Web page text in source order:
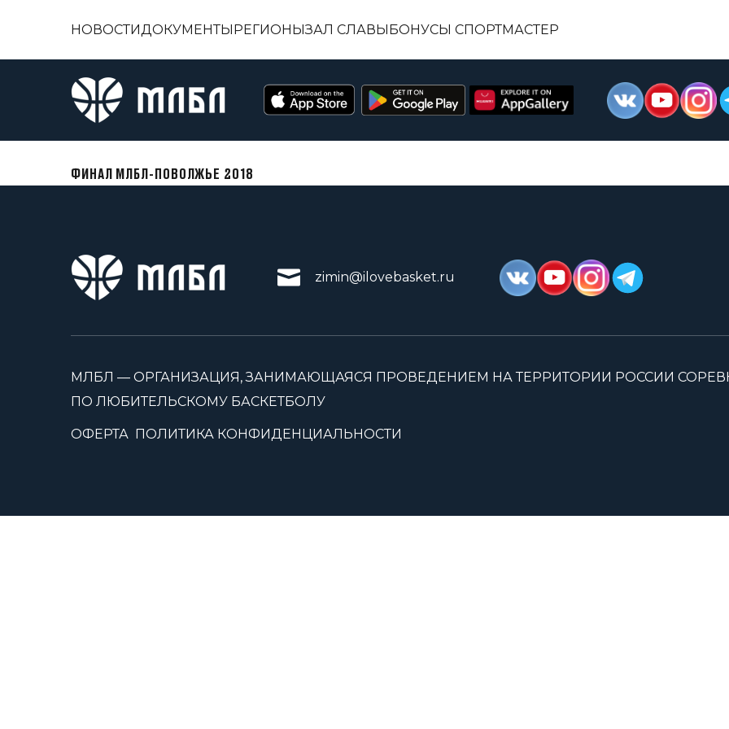
НОВОСТИДОКУМЕНТЫРЕГИОНЫЗАЛ СЛАВЫБОНУСЫ СПОРТМАСТЕР
ФИНАЛ МЛБЛ-ПОВОЛЖЬЕ 2018
zimin@ilovebasket.ru
МЛБЛ — ОРГАНИЗАЦИЯ, ЗАНИМАЮЩАЯСЯ ПРОВЕДЕНИЕМ НА ТЕРРИТОРИИ РОССИИ
ПО ЛЮБИТЕЛЬСКОМУ БАСКЕТБОЛУ
ОФЕРТА ПОЛИТИКА КОНФИДЕНЦИАЛЬНОСТИ